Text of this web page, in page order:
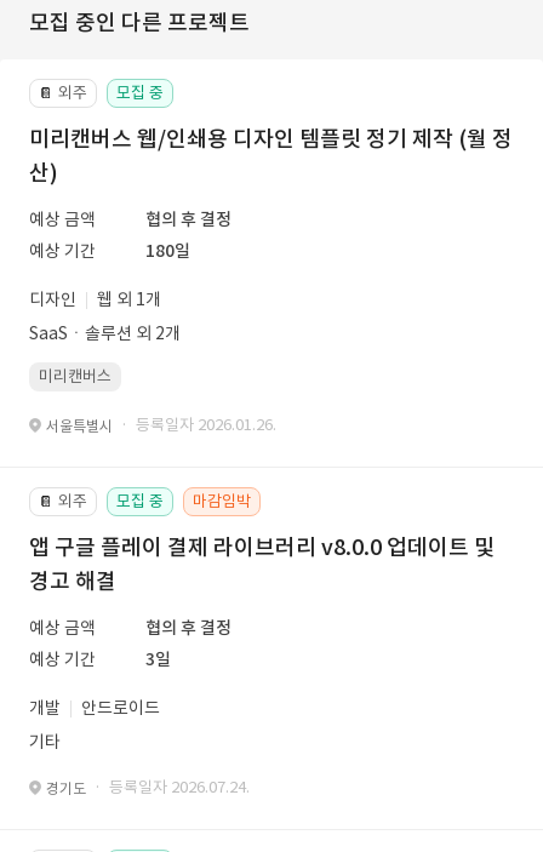
모집 중인 다른 프로젝트
📔 외주 모집 중
미리캔버스 웹/인쇄용 디자인 템플릿 정기 제작 (월 정
산)
예상 금액
협의 후 결정
예상 기간
180일
디자인
웹 외 1개
SaaSㆍ솔루션 외 2개
미리캔버스
서울특별시 · 등록일자 2026.01.26.
📔 외주 모집 중 마감임박
앱 구글 플레이 결제 라이브러리 v8.0.0 업데이트 및
경고 해결
예상 금액
협의 후 결정
예상 기간
3일
개발
안드로이드
기타
경기도 · 등록일자 2026.07.24.